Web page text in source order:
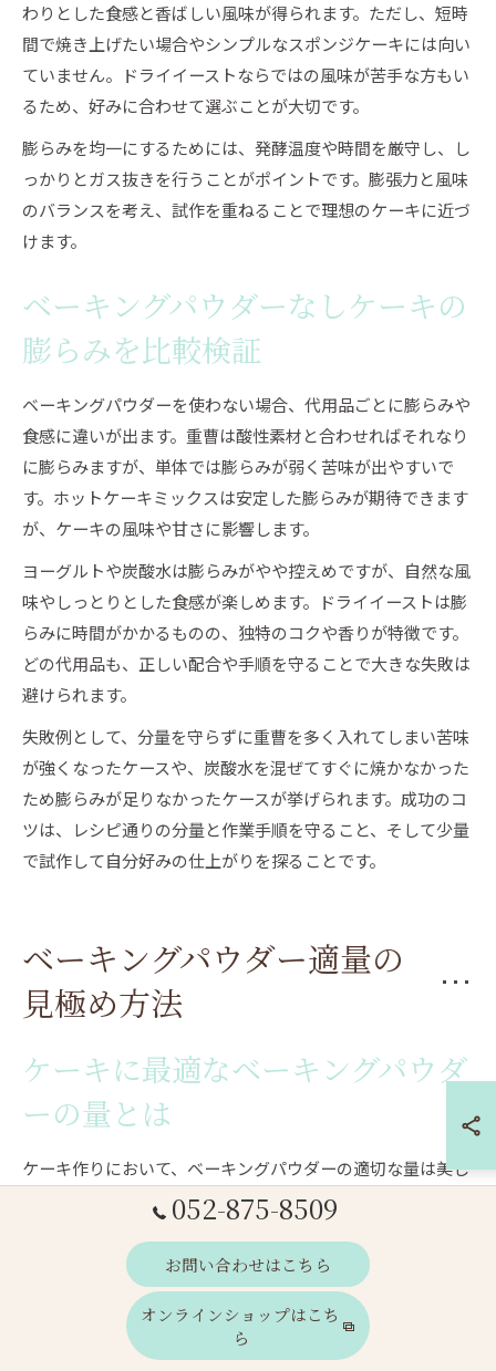
わりとした食感と香ばしい風味が得られます。ただし、短時
間で焼き上げたい場合やシンプルなスポンジケーキには向い
ていません。ドライイーストならではの風味が苦手な方もい
るため、好みに合わせて選ぶことが大切です。
膨らみを均一にするためには、発酵温度や時間を厳守し、し
っかりとガス抜きを行うことがポイントです。膨張力と風味
のバランスを考え、試作を重ねることで理想のケーキに近づ
けます。
ベーキングパウダーなしケーキの
膨らみを比較検証
ベーキングパウダーを使わない場合、代用品ごとに膨らみや
食感に違いが出ます。重曹は酸性素材と合わせればそれなり
に膨らみますが、単体では膨らみが弱く苦味が出やすいで
す。ホットケーキミックスは安定した膨らみが期待できます
が、ケーキの風味や甘さに影響します。
ヨーグルトや炭酸水は膨らみがやや控えめですが、自然な風
味やしっとりとした食感が楽しめます。ドライイーストは膨
らみに時間がかかるものの、独特のコクや香りが特徴です。
どの代用品も、正しい配合や手順を守ることで大きな失敗は
避けられます。
失敗例として、分量を守らずに重曹を多く入れてしまい苦味
が強くなったケースや、炭酸水を混ぜてすぐに焼かなかった
ため膨らみが足りなかったケースが挙げられます。成功のコ
ツは、レシピ通りの分量と作業手順を守ること、そして少量
で試作して自分好みの仕上がりを探ることです。
ベーキングパウダー適量の
見極め方法
ケーキに最適なベーキングパウダ
ーの量とは
ケーキ作りにおいて、ベーキングパウダーの適切な量は美し
い膨らみと食感を左右します。一般的に、小麦粉100gに対し
を守ることで、ふんわりとしたスポンジケーキやパウンドケ
ーキが安定して焼き上がります。
過不足なく使うことで、膨らみ不足や苦味といった失敗を避
けられます。特に「ケーキ ベーキングパウダー 割合」や
052-875-8509
お問い合わせはこちら
オンラインショップはこち
ら